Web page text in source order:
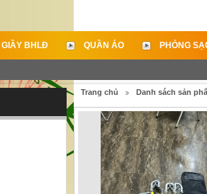
GIẦY BHLĐ QUẦN ÁO PHÒNG
Trang chủ Danh sách sản